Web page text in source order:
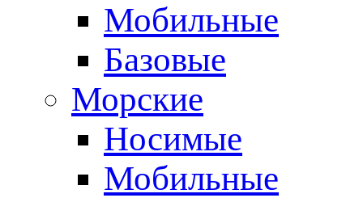
Мобильные
Базовые
Морские
Носимые
Мобильные